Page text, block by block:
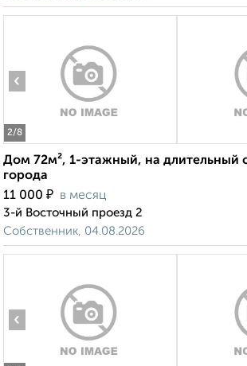
2/8
‹
Дом 72м², 1-этажный, на длительный
города
11 000 ₽ в месяц
3-й Восточный проезд 2
Собственник, 04.08.2026
‹